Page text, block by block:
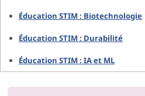
Éducation STIM : Biotechnologie
Éducation STIM : Durabilité
Éducation STIM : IA et ML